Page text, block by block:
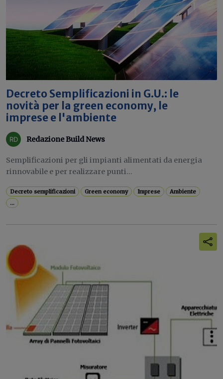
Decreto Semplificazioni in G.U.: le
novità per la green economy, le
imprese e l'ambiente
Redazione Build News
Semplificazioni per gli impianti alimentati da energia
rinnovabile e per realizzare punti...
Decreto semplificazioni Green economy Imprese
Ambiente
...